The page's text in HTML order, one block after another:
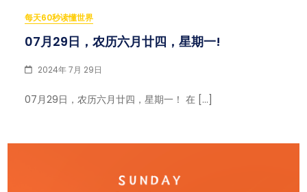
每天60秒读懂世界
07月29日，农历六月廿四，星期一!
2024年 7月 29日
07月29日，农历六月廿四，星期一！ 在 […]